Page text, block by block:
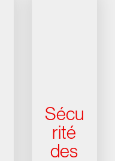
Sécu
rité
des